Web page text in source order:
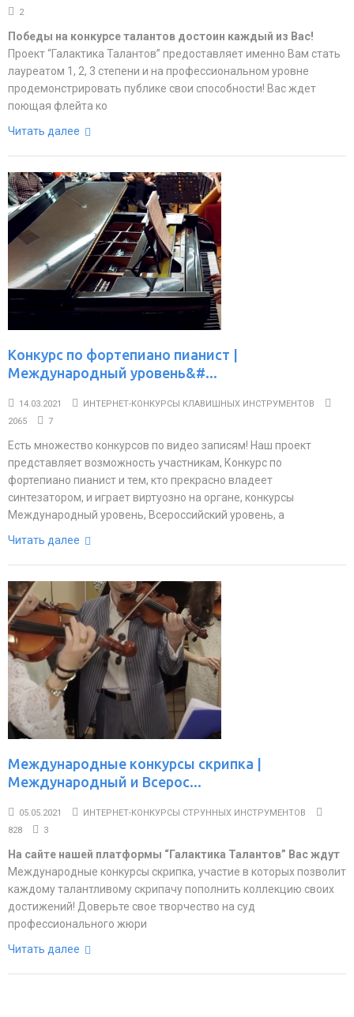
2
Победы на конкурсе талантов достоин каждый из Вас!
Проект “Галактика Талантов” предоставляет именно Вам стать
лауреатом 1, 2, 3 степени и на профессиональном уровне
продемонстрировать публике свои способности! Вас ждет
поющая флейта ко
Читать далее
Конкурс по фортепиано пианист |
Международный уровень&#...
14.03.2021
ИНТЕРНЕТ-КОНКУРСЫ КЛАВИШНЫХ ИНСТРУМЕНТОВ
2065
7
Есть множество конкурсов по видео записям! Наш проект
представляет возможность участникам, Конкурс по
фортепиано пианист и тем, кто прекрасно владеет
синтезатором, и играет виртуозно на органе, конкурсы
Международный уровень, Всероссийский уровень, а
Читать далее
Международные конкурсы скрипка |
Международный и Всерос...
05.05.2021
ИНТЕРНЕТ-КОНКУРСЫ СТРУННЫХ ИНСТРУМЕНТОВ
828
3
На сайте нашей платформы “Галактика Талантов” Вас ждут
Международные конкурсы скрипка, участие в которых позволит
каждому талантливому скрипачу пополнить коллекцию своих
достижений! Доверьте свое творчество на суд
профессионального жюри
Читать далее